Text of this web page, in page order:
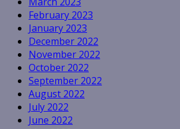
February 2023
January 2023
December 2022
November 2022
October 2022
September 2022
August 2022
July 2022
June 2022